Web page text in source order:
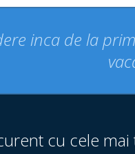
inca de la
cu cele